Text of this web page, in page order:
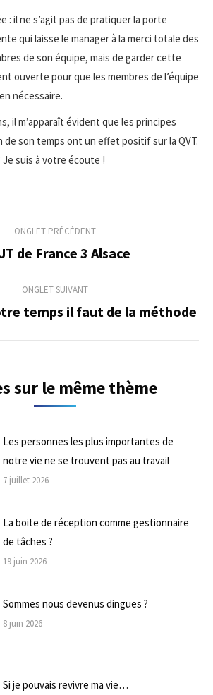
: il ne s’agit pas de pratiquer la porte
qui laisse le manager à la merci totale des
de son équipe, mais de garder cette
ouverte pour que les membres de l’équipe
nécessaire.
il m’apparaît évident que les principes
de son temps ont un effet positif sur la QVT.
Je suis à votre écoute !
ONGLET PRÉCÉDENT
Onglet
de France 3 Alsace
ONGLET SUIVANT
Onglet
temps il faut de la méthode
sur le même thème
Les personnes les plus importantes de
notre vie ne se trouvent pas au travail
7 juillet 2026
La boite de réception comme gestionnaire
de tâches ?
19 juin 2026
Sommes nous devenus dingues ?
8 juin 2026
Si je pouvais revivre ma vie…